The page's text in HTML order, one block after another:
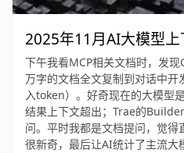
2025年11月AI大模型
下午我看MCP相关文档时，发
万字的文档全文复制到对话中
入token）。好奇现在的大模型
结果上下文超出；Trae的
问。平时我都是文档提问，觉得
很新奇，最后让AI统计了主流大